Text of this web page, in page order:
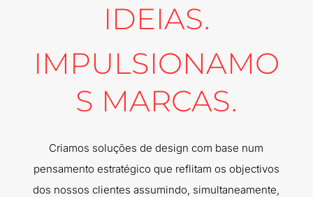
IDEIAS.
IMPULSIONAMO
S MARCAS.
Criamos soluções de design com base num
pensamento estratégico que reflitam os objectivos
dos nossos clientes assumindo, simultaneamente,